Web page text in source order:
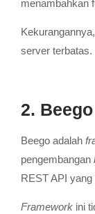
menambahkan
server terbatas.
2. Beego
Beego adalah
pengembangan
REST API yang
Framework ini